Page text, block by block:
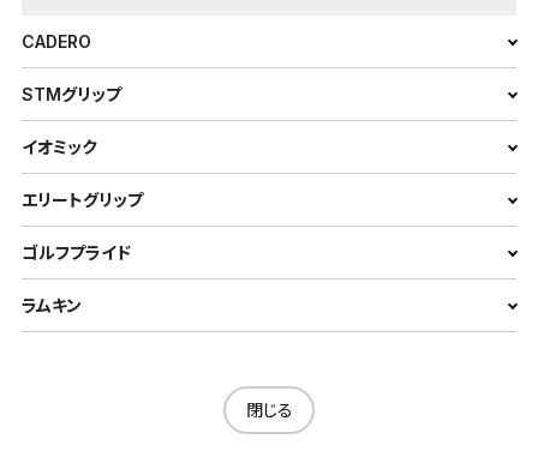
CADERO
STMグリップ
イオミック
エリートグリップ
ゴルフプライド
ラムキン
閉じる